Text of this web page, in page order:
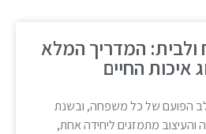
ולבית: המדריך המלא
איכות החיים
הפועם של כל משפחה, ובשנת
והעיצוב מתמזגים ליחידה אחת,